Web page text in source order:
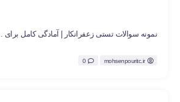
نمونه سوالات تستی زعفرانکار | آمادگی کامل برای ...
mohsenpouritc.ir
0